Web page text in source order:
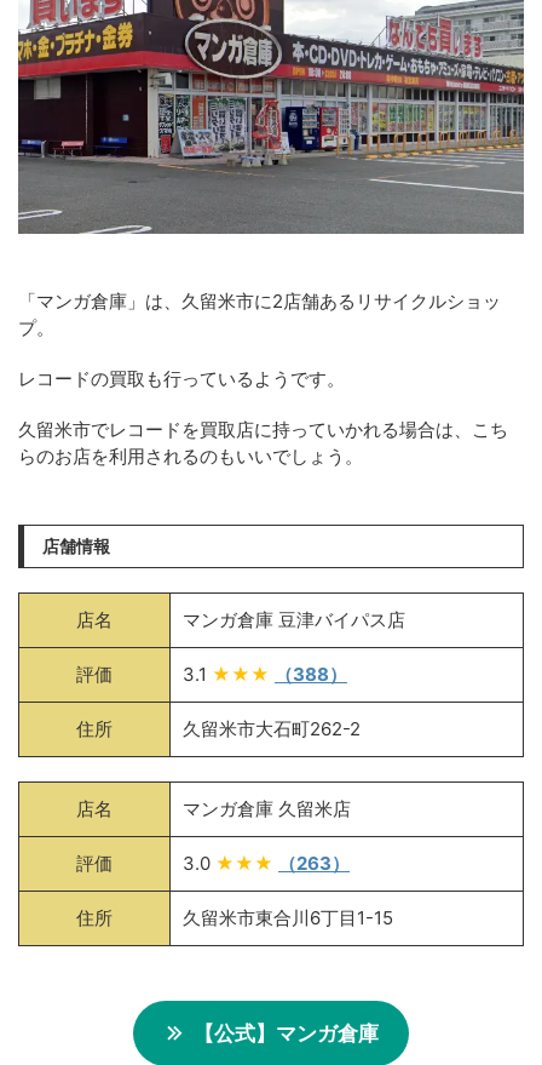
「マンガ倉庫」は、久留米市に2店舗あるリサイクルショッ
プ。
レコードの買取も行っているようです。
久留米市でレコードを買取店に持っていかれる場合は、こち
らのお店を利用されるのもいいでしょう。
店舗情報
店名 マンガ倉庫 豆津バイパス店
評価 3.1 ★★★ （388）
住所 久留米市大石町262-2
店名 マンガ倉庫 久留米店
評価 3.0 ★★★ （263）
住所 久留米市東合川6丁目1-15
【公式】マンガ倉庫